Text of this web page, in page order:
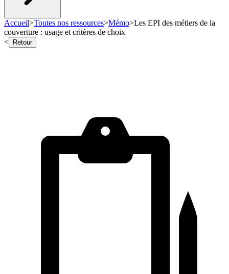
Accueil>Toutes nos ressources>Mémo>Les EPI des métiers de la
couverture : usage et critères de choix
<
Retour